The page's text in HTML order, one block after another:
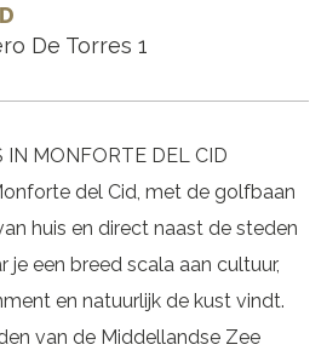
De Torres 1
IN MONFORTE DEL CID
del Cid, met de golfbaan
huis en direct naast de steden
je een breed scala aan cultuur,
en natuurlijk de kust vindt.
van de Middellandse Zee